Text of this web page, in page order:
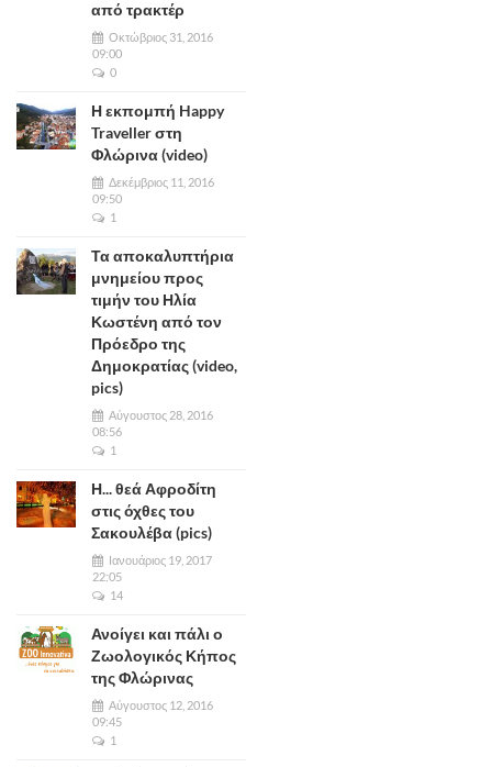
από τρακτέρ
Οκτώβριος 31, 2016
09:00
0
Η εκπομπή Happy
Traveller στη
Φλώρινα (video)
Δεκέμβριος 11, 2016
09:50
1
Τα αποκαλυπτήρια
μνημείου προς
τιμήν του Ηλία
Κωστένη από τον
Πρόεδρο της
Δημοκρατίας (video,
pics)
Αύγουστος 28, 2016
08:56
1
Η... θεά Αφροδίτη
στις όχθες του
Σακουλέβα (pics)
Ιανουάριος 19, 2017
22:05
14
Ανοίγει και πάλι ο
Ζωολογικός Κήπος
της Φλώρινας
Αύγουστος 12, 2016
09:45
1